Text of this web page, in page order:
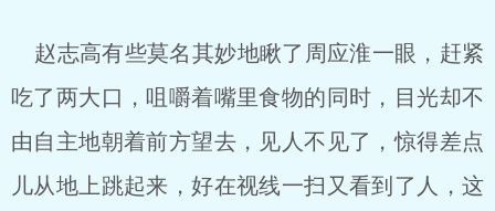
赵志高有些莫名其妙地瞅了周应淮一眼，赶紧
吃了两大口，咀嚼着嘴里食物的同时，目光却不
由自主地朝着前方望去，见人不见了，惊得差点
儿从地上跳起来，好在视线一扫又看到了人，这